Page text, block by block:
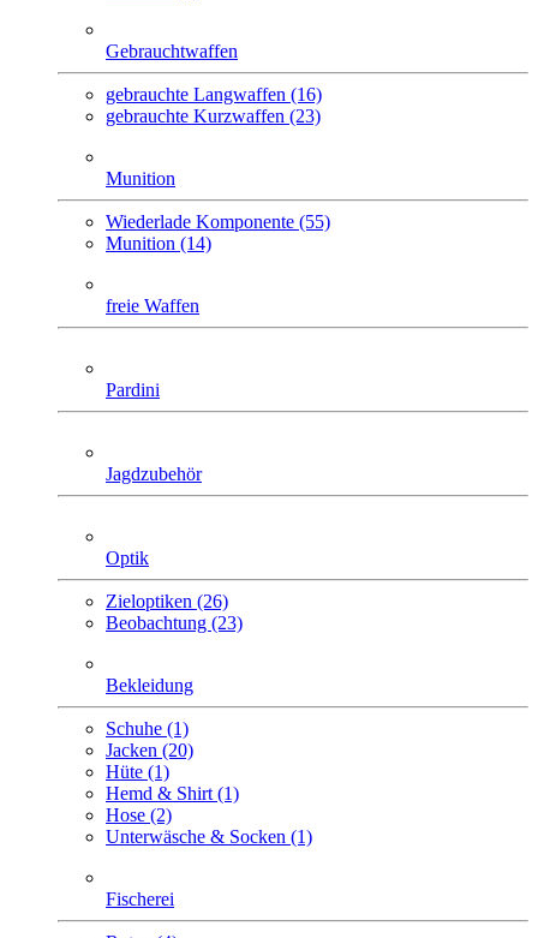
Gebrauchtwaffen
gebrauchte Langwaffen (16)
gebrauchte Kurzwaffen (23)
Munition
Wiederlade Komponente (55)
Munition (14)
freie Waffen
Pardini
Jagdzubehör
Optik
Zieloptiken (26)
Beobachtung (23)
Bekleidung
Schuhe (1)
Jacken (20)
Hüte (1)
Hemd & Shirt (1)
Hose (2)
Unterwäsche & Socken (1)
Fischerei